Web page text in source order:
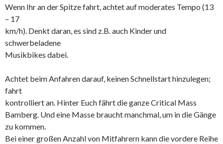
Wenn Ihr an der Spitze fahrt, achtet auf moderates Tempo (13
– 17
km/h). Denkt daran, es sind z.B. auch Kinder und
schwerbeladene
Musikbikes dabei.
Achtet beim Anfahren darauf, keinen Schnellstart hinzulegen;
fahrt
kontrolliert an. Hinter Euch fährt die ganze Critical Mass
Bamberg. Und eine Masse braucht manchmal, um in die Gänge
zu kommen.
Bei einer großen Anzahl von Mitfahrern kann die vordere Reihe